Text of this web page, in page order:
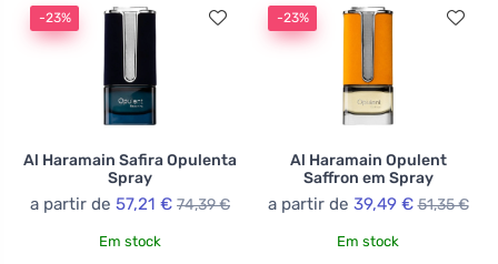
-23%
Al Haramain Safira Opulenta
Spray
a partir de 57,21 € 74,39 €
Em stock
-23%
Al Haramain Opulent
Saffron em Spray
a partir de 39,49 € 51,35 €
Em stock